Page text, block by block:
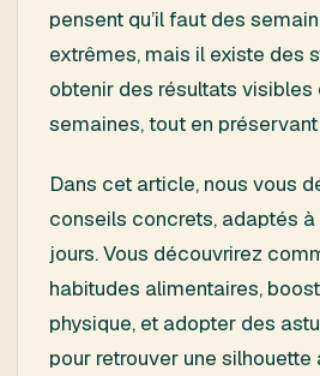
pensent qu’il faut des
extrêmes, mais il existe des
obtenir des résultats visibles
semaines, tout en
Dans cet article, nous vous
conseils concrets, adaptés
jours. Vous découvrirez
habitudes alimentaires,
physique, et adopter des
pour retrouver une silhouette